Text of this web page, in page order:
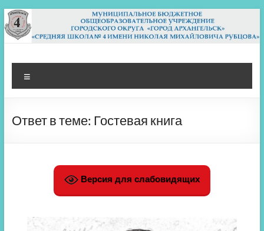
Перейти
к
содержимому
МБОУ СШ 4
Архангельск
Ответ в теме: Гостевая книга
Версия для слабовидящих